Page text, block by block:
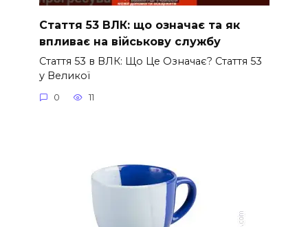
Стаття 53 ВЛК: що означає та як
впливає на військову службу
Стаття 53 в ВЛК: Що Це Означає? Стаття 53
у Великої
0 11